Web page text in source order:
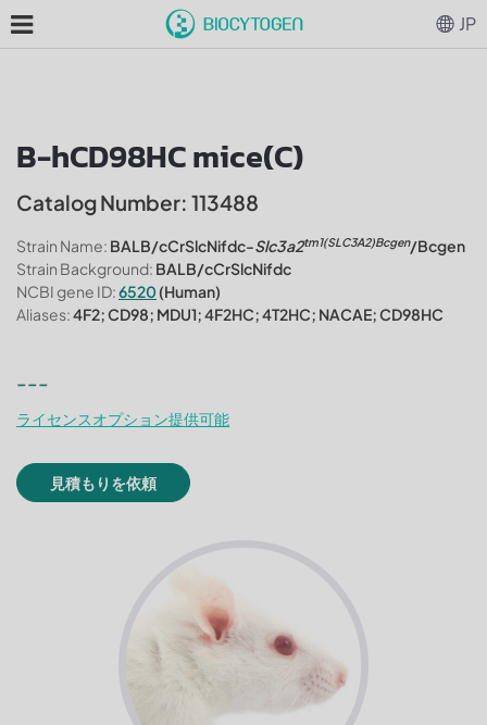
B-hCD98HC mice(C)
Catalog Number: 113488
Strain Name: BALB/cCrSlcNifdc-Slc3a2tm1(SLC3A2)Bcgen/Bcgen
Strain Background: BALB/cCrSlcNifdc
NCBI gene ID:6520(Human)
Aliases:4F2; CD98; MDU1; 4F2HC; 4T2HC; NACAE; CD98HC
---
ライセンスオプション提供可能
見積もりを依頼
JP